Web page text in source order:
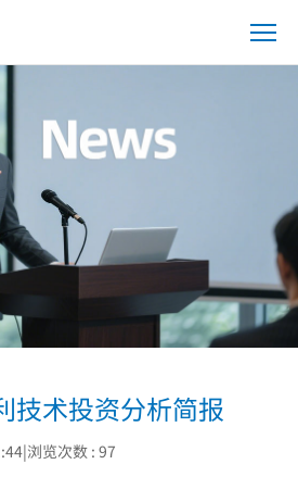
技术投资分析简报
|浏览次数 : 97